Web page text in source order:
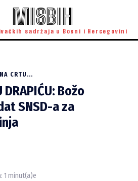
MISBIH
sadržaja u Bosni i Hercegovini
CRTU...
DRAPIĆU: Božo
SNSD-a za
1 minut(a)e